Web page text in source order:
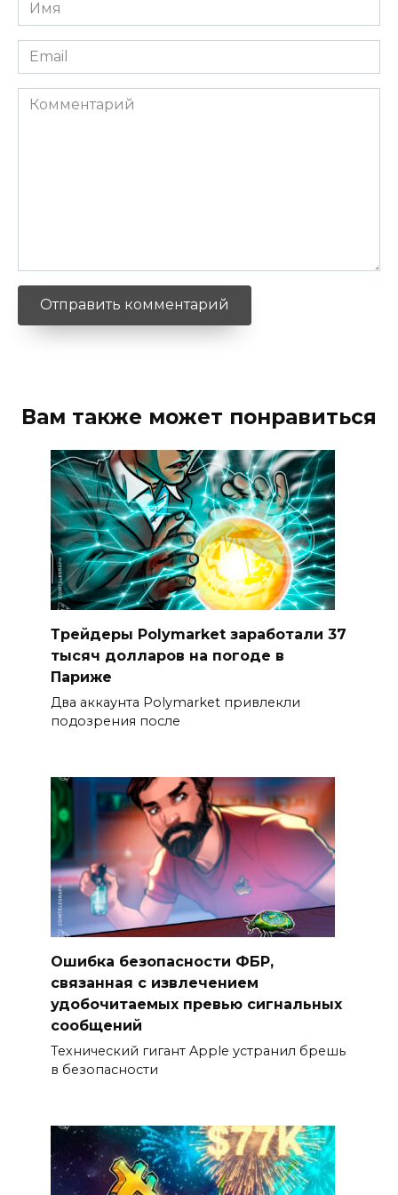
*
Email
*
Комментарий
Вам также может понравиться
Трейдеры Polymarket заработали 37
тысяч долларов на погоде в
Париже
Два аккаунта Polymarket привлекли
подозрения после
Ошибка безопасности ФБР,
связанная с извлечением
удобочитаемых превью сигнальных
сообщений
Технический гигант Apple устранил брешь
в безопасности